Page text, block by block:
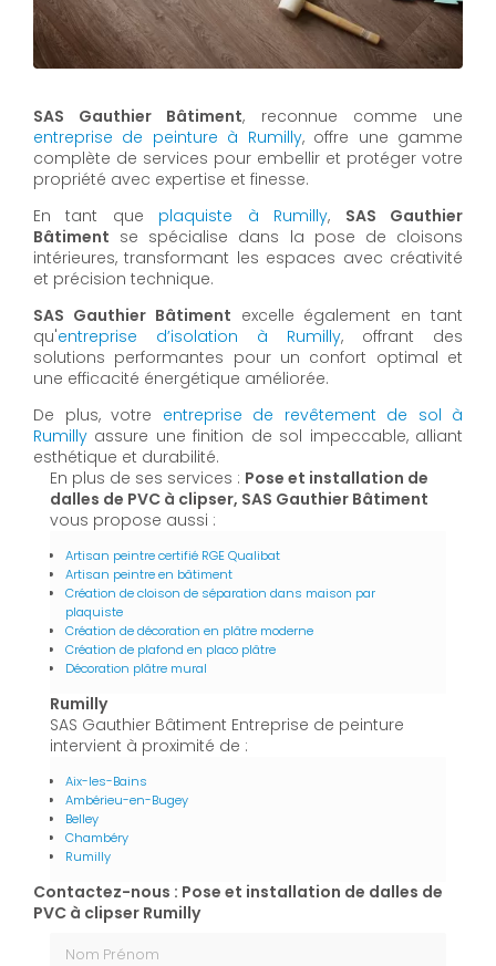
SAS Gauthier Bâtiment, reconnue comme une
entreprise de peinture à Rumilly, offre une gamme
complète de services pour embellir et protéger votre
propriété avec expertise et finesse.
En tant que plaquiste à Rumilly, SAS Gauthier
Bâtiment se spécialise dans la pose de cloisons
intérieures, transformant les espaces avec créativité
et précision technique.
SAS Gauthier Bâtiment excelle également en tant
qu'entreprise d’isolation à Rumilly, offrant des
solutions performantes pour un confort optimal et
une efficacité énergétique améliorée.
De plus, votre entreprise de revêtement de sol à
Rumilly assure une finition de sol impeccable, alliant
esthétique et durabilité.
En plus de ses services : Pose et installation de
dalles de PVC à clipser, SAS Gauthier Bâtiment
vous propose aussi :
Artisan peintre certifié RGE Qualibat
Artisan peintre en bâtiment
Création de cloison de séparation dans maison par
plaquiste
Création de décoration en plâtre moderne
Création de plafond en placo plâtre
Décoration plâtre mural
Rumilly
SAS Gauthier Bâtiment Entreprise de peinture
intervient à proximité de :
Aix-les-Bains
Ambérieu-en-Bugey
Belley
Chambéry
Rumilly
Contactez-nous : Pose et installation de dalles de
PVC à clipser Rumilly